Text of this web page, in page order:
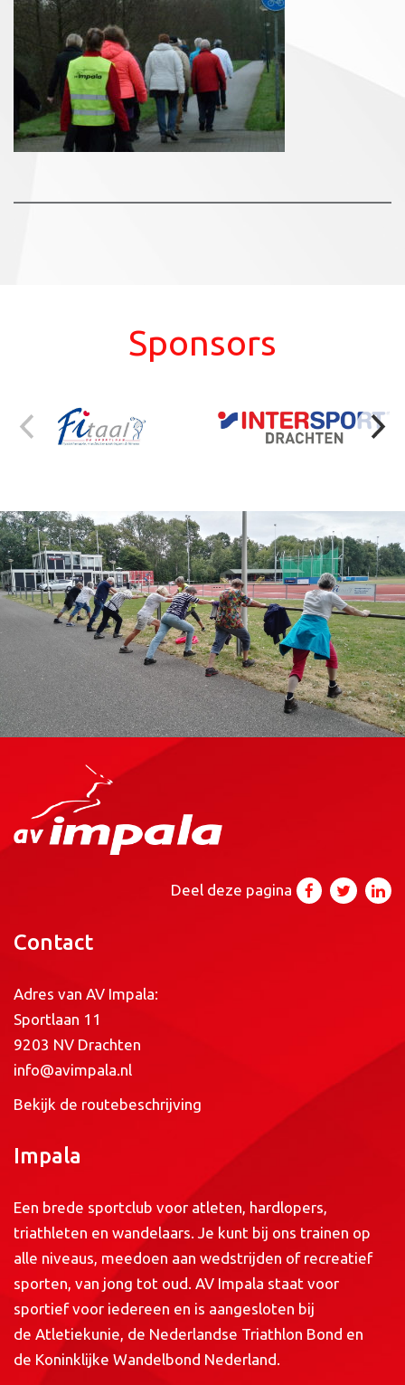
Sponsors
Deel deze pagina
Contact
Adres van AV Impala:
Sportlaan 11
9203 NV Drachten
info@avimpala.nl
Bekijk de routebeschrijving
Impala
Een brede sportclub voor atleten, hardlopers,
triathleten en wandelaars. Je kunt bij ons trainen op
alle niveaus, meedoen aan wedstrijden of recreatief
sporten, van jong tot oud. AV Impala staat voor
sportief voor iedereen en is aangesloten bij
de Atletiekunie, de Nederlandse Triathlon Bond en
de Koninklijke Wandelbond Nederland.